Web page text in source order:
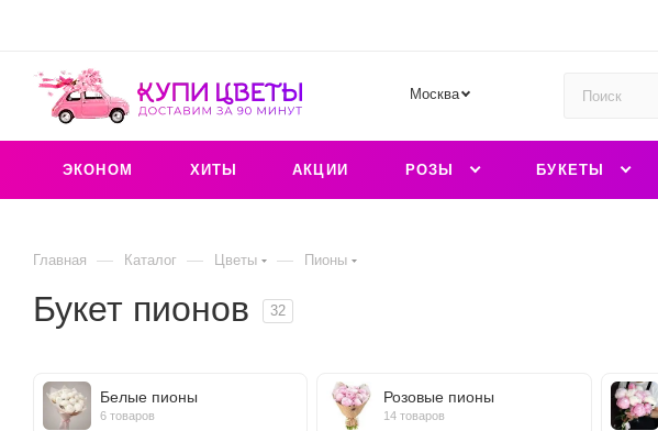
Москва
ЭКОНОМ ХИТЫ АКЦИИ РОЗЫ БУКЕТЫ
Главная — Каталог — Цветы — Пионы
Букет пионов 32
Белые пионы
6 товаров
Розовые пионы
14 товаров